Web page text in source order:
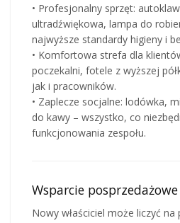
• Profesjonalny sprzęt:
ultradźwiękowa, lampa do
najwyższe standardy higieny i
• Komfortowa strefa dla
poczekalni, fotele z wyższej
jak i pracowników.
• Zaplecze socjalne: lodówka,
do kawy – wszystko, co
funkcjonowania zespołu.
Wsparcie posprzedażowe
Nowy właściciel może liczyć na